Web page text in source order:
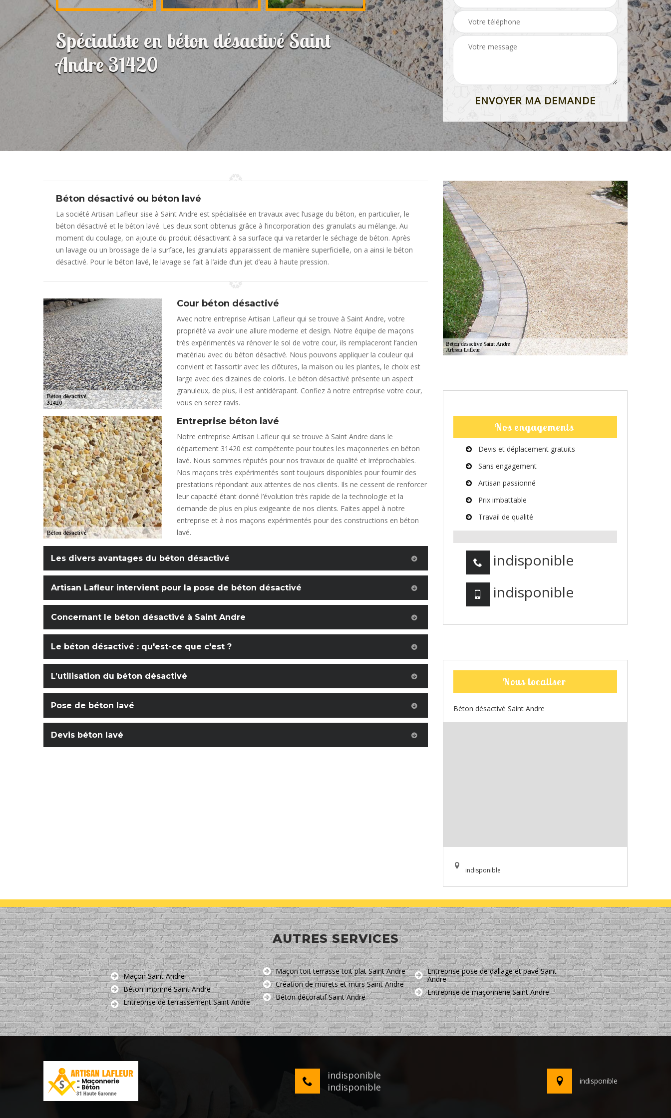
Spécialiste en béton désactivé Saint
Andre 31420
Béton désactivé ou béton lavé
La société Artisan Lafleur sise à Saint Andre est spécialisée en travaux avec l’usage du béton, en particulier, le
béton désactivé et le béton lavé. Les deux sont obtenus grâce à l’incorporation des granulats au mélange. Au
moment du coulage, on ajoute du produit désactivant à sa surface qui va retarder le séchage de béton. Après
un lavage ou un brossage de la surface, les granulats apparaissent de manière superficielle, on a ainsi le béton
désactivé. Pour le béton lavé, le lavage se fait à l’aide d’un jet d’eau à haute pression.
Cour béton désactivé
Avec notre entreprise Artisan Lafleur qui se trouve à Saint Andre, votre
propriété va avoir une allure moderne et design. Notre équipe de maçons
très expérimentés va rénover le sol de votre cour, ils remplaceront l’ancien
matériau avec du béton désactivé. Nous pouvons appliquer la couleur qui
convient et l’assortir avec les clôtures, la maison ou les plantes, le choix est
large avec des dizaines de coloris. Le béton désactivé présente un aspect
granuleux, de plus, il est antidérapant. Confiez à notre entreprise votre cour,
vous en serez ravis.
Entreprise béton lavé
Notre entreprise Artisan Lafleur qui se trouve à Saint Andre dans le
département 31420 est compétente pour toutes les maçonneries en béton
lavé. Nous sommes réputés pour nos travaux de qualité et irréprochables.
Nos maçons très expérimentés sont toujours disponibles pour fournir des
prestations répondant aux attentes de nos clients. Ils ne cessent de renforcer
leur capacité étant donné l’évolution très rapide de la technologie et la
demande de plus en plus exigeante de nos clients. Faites appel à notre
entreprise et à nos maçons expérimentés pour des constructions en béton
lavé.
Les divers avantages du béton désactivé
Artisan Lafleur intervient pour la pose de béton désactivé
Concernant le béton désactivé à Saint Andre
Le béton désactivé : qu'est-ce que c'est ?
L’utilisation du béton désactivé
Pose de béton lavé
Devis béton lavé
Nos engagements
Devis et déplacement gratuits
Sans engagement
Artisan passionné
Prix imbattable
Travail de qualité
indisponible
indisponible
Nous localiser
Béton désactivé Saint Andre
indisponible
AUTRES SERVICES
Maçon Saint Andre
Béton imprimé Saint Andre
Entreprise de terrassement Saint Andre
Maçon toit terrasse toit plat Saint Andre
Création de murets et murs Saint Andre
Béton décoratif Saint Andre
Entreprise pose de dallage et pavé Saint
Andre
Entreprise de maçonnerie Saint Andre
indisponible
indisponible
indisponible